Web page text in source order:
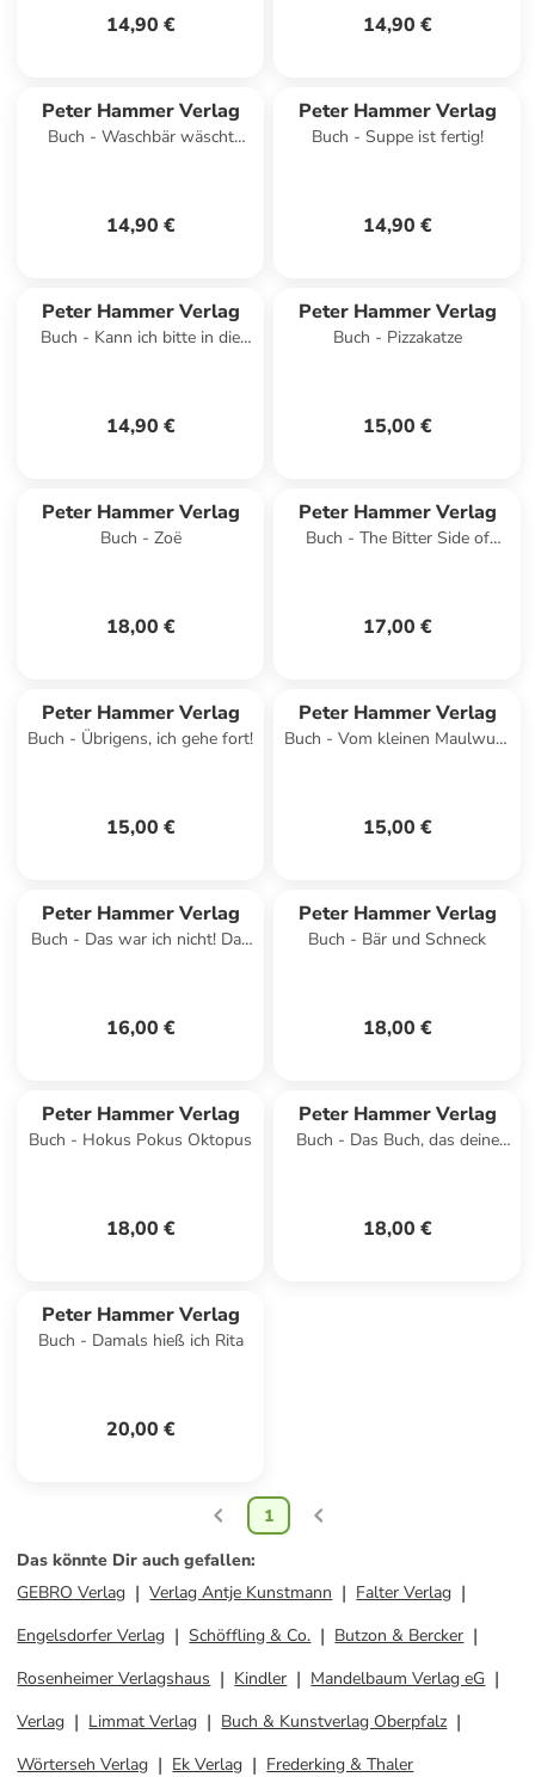
14,90 € 14,90 €
Peter Hammer Verlag
Buch - Waschbär wäscht
14,90 €
Peter Hammer Verlag
Buch - Suppe ist fertig!
14,90 €
Peter Hammer Verlag
Buch - Kann ich bitte in die
14,90 €
Peter Hammer Verlag
Buch - Pizzakatze
15,00 €
Peter Hammer Verlag
Buch - Zoë
18,00 €
Peter Hammer Verlag
Buch - The Bitter Side of
17,00 €
Peter Hammer Verlag
Buch - Übrigens, ich gehe fort!
15,00 €
Peter Hammer Verlag
Buch - Vom kleinen Maulwurf,
15,00 €
Peter Hammer Verlag
Buch - Das war ich nicht! Das
16,00 €
Peter Hammer Verlag
Buch - Bär und Schneck
18,00 €
Peter Hammer Verlag
Buch - Hokus Pokus Oktopus
18,00 €
Peter Hammer Verlag
Buch - Das Buch, das deine
18,00 €
Peter Hammer Verlag
Buch - Damals hieß ich Rita
20,00 €
1
Das könnte Dir auch gefallen:
GEBRO Verlag
Verlag Antje Kunstmann
Falter Verlag
Engelsdorfer Verlag
Schöffling & Co.
Butzon & Bercker
Rosenheimer Verlagshaus
Kindler
Mandelbaum Verlag eG
Verlag
Limmat Verlag
Buch & Kunstverlag Oberpfalz
Wörterseh Verlag
Ek Verlag Frederking & Thaler